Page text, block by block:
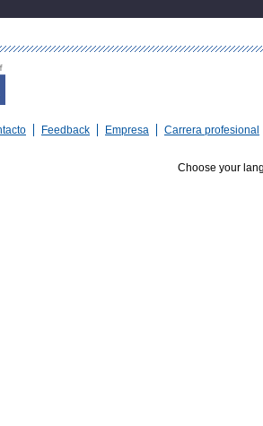
Feedback Empresa Carrera profesional
Choose your